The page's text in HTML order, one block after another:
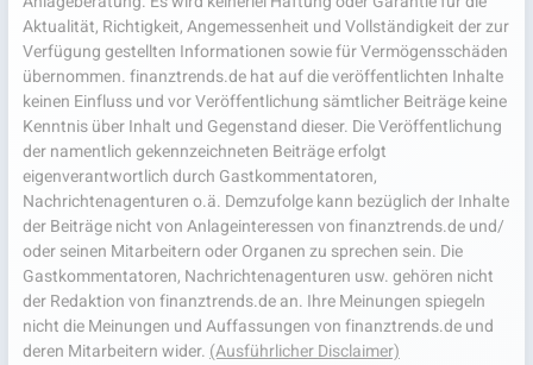
Aktualität, Richtigkeit, Angemessenheit und Vollständigkeit der zur
Verfügung gestellten Informationen sowie für Vermögensschäden
übernommen. finanztrends.de hat auf die veröffentlichten Inhalte
keinen Einfluss und vor Veröffentlichung sämtlicher Beiträge keine
Kenntnis über Inhalt und Gegenstand dieser. Die Veröffentlichung
der namentlich gekennzeichneten Beiträge erfolgt
eigenverantwortlich durch Gastkommentatoren,
Nachrichtenagenturen o.ä. Demzufolge kann bezüglich der Inhalte
der Beiträge nicht von Anlageinteressen von finanztrends.de und/
oder seinen Mitarbeitern oder Organen zu sprechen sein. Die
Gastkommentatoren, Nachrichtenagenturen usw. gehören nicht
der Redaktion von finanztrends.de an. Ihre Meinungen spiegeln
nicht die Meinungen und Auffassungen von finanztrends.de und
deren Mitarbeitern wider. (Ausführlicher Disclaimer)